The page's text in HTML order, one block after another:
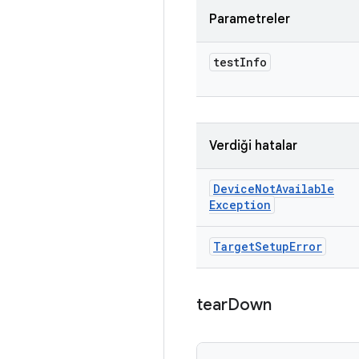
Parametreler
testInfo
Verdiği hatalar
DeviceNotAvailable
Exception
TargetSetupError
tearDown